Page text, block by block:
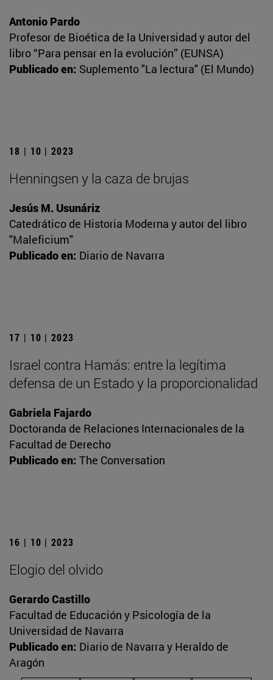
Antonio Pardo
Profesor de Bioética de la Universidad y autor del
libro “Para pensar en la evolución” (EUNSA)
Publicado en: Suplemento "La lectura" (El Mundo)
18 | 10 | 2023
Henningsen y la caza de brujas
Jesús M. Usunáriz
Catedrático de Historia Moderna y autor del libro
"Maleficium"
Publicado en: Diario de Navarra
17 | 10 | 2023
Israel contra Hamás: entre la legítima
defensa de un Estado y la proporcionalidad
Gabriela Fajardo
Doctoranda de Relaciones Internacionales de la
Facultad de Derecho
Publicado en: The Conversation
16 | 10 | 2023
Elogio del olvido
Gerardo Castillo
Facultad de Educación y Psicología de la
Universidad de Navarra
Publicado en: Diario de Navarra y Heraldo de
Aragón